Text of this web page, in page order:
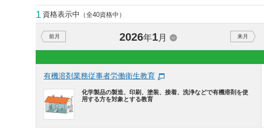
1 資格表示中 （全40資格中）
前月 2026年1月 来月
有機溶剤業務従事者労働衛生教育
化学製品の製造、印刷、塗装、接着、洗浄などで有機溶剤を使
用する方を対象とする教育